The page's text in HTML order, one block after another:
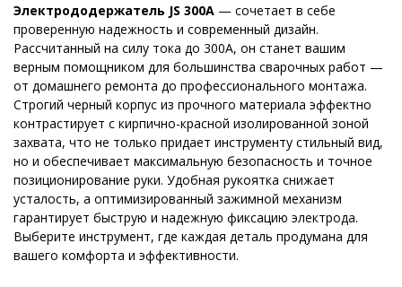
Электрододержатель JS 300A — сочетает в себе
проверенную надежность и современный дизайн.
Рассчитанный на силу тока до 300А, он станет вашим
верным помощником для большинства сварочных работ —
от домашнего ремонта до профессионального монтажа.
Строгий черный корпус из прочного материала эффектно
контрастирует с кирпично-красной изолированной зоной
захвата, что не только придает инструменту стильный вид,
но и обеспечивает максимальную безопасность и точное
позиционирование руки. Удобная рукоятка снижает
усталость, а оптимизированный зажимной механизм
гарантирует быструю и надежную фиксацию электрода.
Выберите инструмент, где каждая деталь продумана для
вашего комфорта и эффективности.